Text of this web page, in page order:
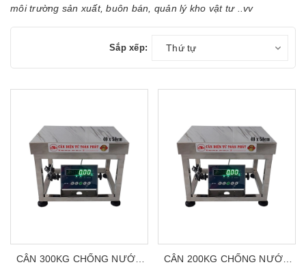
môi trường sản xuất, buôn bán, quản lý kho vật tư ..vv
Sắp xếp: Thứ tự
CÂN 300KG CHỐNG NƯỚC
CÂN 200KG CHỐNG NƯỚC